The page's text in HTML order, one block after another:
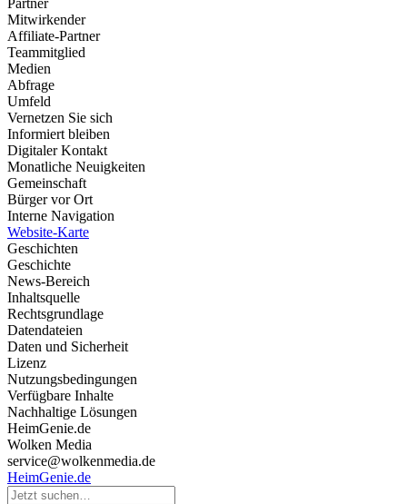
Partner
Mitwirkender
Affiliate-Partner
Teammitglied
Medien
Abfrage
Umfeld
Vernetzen Sie sich
Informiert bleiben
Digitaler Kontakt
Monatliche Neuigkeiten
Gemeinschaft
Bürger vor Ort
Interne Navigation
Website-Karte
Geschichten
Geschichte
News-Bereich
Inhaltsquelle
Rechtsgrundlage
Datendateien
Daten und Sicherheit
Lizenz
Nutzungsbedingungen
Verfügbare Inhalte
Nachhaltige Lösungen
HeimGenie.de
Wolken Media
service@wolkenmedia.de
HeimGenie.de